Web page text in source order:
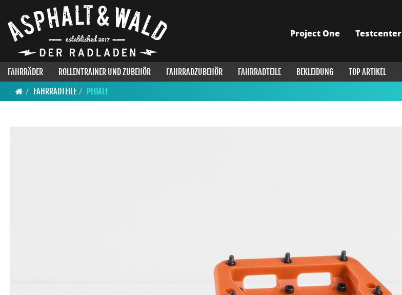
Project One Testcenter
FAHRRÄDER ROLLENTRAINER UND ZUBEHÖR FAHRRADZUBEHÖR FAHRRADTEILE BEKLEIDUNG TOP ARTIKEL
FAHRRADTEILE
PEDALE